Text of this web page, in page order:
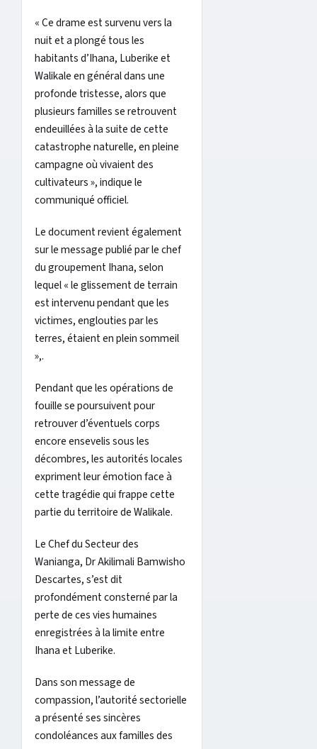
« Ce drame est survenu vers la
nuit et a plongé tous les
habitants d’Ihana, Luberike et
Walikale en général dans une
profonde tristesse, alors que
plusieurs familles se retrouvent
endeuillées à la suite de cette
catastrophe naturelle, en pleine
campagne où vivaient des
cultivateurs », indique le
communiqué officiel.
Le document revient également
sur le message publié par le chef
du groupement Ihana, selon
lequel « le glissement de terrain
est intervenu pendant que les
victimes, englouties par les
terres, étaient en plein sommeil
»,.
Pendant que les opérations de
fouille se poursuivent pour
retrouver d’éventuels corps
encore ensevelis sous les
décombres, les autorités locales
expriment leur émotion face à
cette tragédie qui frappe cette
partie du territoire de Walikale.
Le Chef du Secteur des
Wanianga, Dr Akilimali Bamwisho
Descartes, s’est dit
profondément consterné par la
perte de ces vies humaines
enregistrées à la limite entre
Ihana et Luberike.
Dans son message de
compassion, l’autorité sectorielle
a présenté ses sincères
condoléances aux familles des